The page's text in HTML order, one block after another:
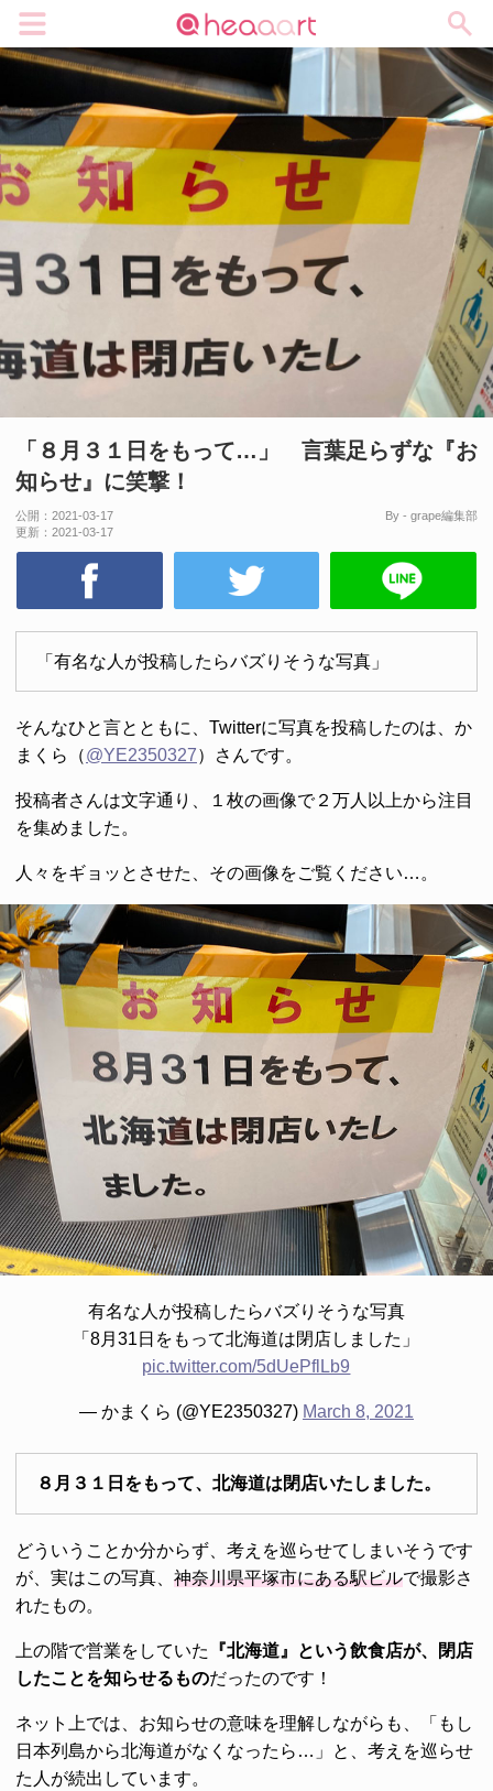
「８月３１日をもって…」 言葉足らずな『お
知らせ』に笑撃！
公開： 2021-03-17
更新： 2021-03-17
By - grape編集部
「有名な人が投稿したらバズりそうな写真」
そんなひと言とともに、Twitterに写真を投稿したのは、か
まくら（@YE2350327）さんです。
投稿者さんは文字通り、１枚の画像で２万人以上から注目
を集めました。
人々をギョッとさせた、その画像をご覧ください…。
有名な人が投稿したらバズりそうな写真
「8月31日をもって北海道は閉店しました」
pic.twitter.com/5dUePflLb9
— かまくら (@YE2350327) March 8, 2021
８月３１日をもって、北海道は閉店いたしました。
どういうことか分からず、考えを巡らせてしまいそうです
が、実はこの写真、 神奈川県平塚市にある駅ビルで撮影さ
れたもの。
上の階で営業をしていた
『北海道』という飲食店が、閉店
したことを知らせるものだったのです！
ネット上では、お知らせの意味を理解しながらも、「もし
日本列島から北海道がなくなったら…」と、考えを巡らせ
た人が続出しています。